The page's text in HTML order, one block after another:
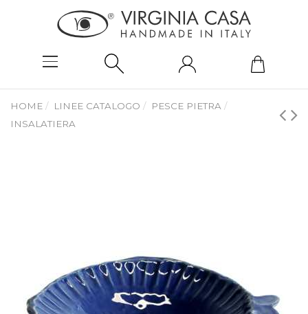
HOME LINEE CATALOGO
PESCE PIETRA
INSALATIERA